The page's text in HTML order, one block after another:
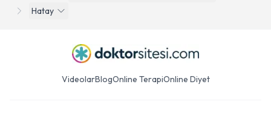
Hatay
VideolarBlogOnline TerapiOnline Diyet